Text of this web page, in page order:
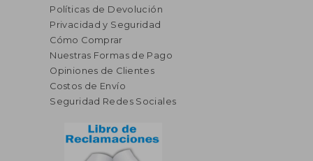
Políticas de Devolución
Privacidad y Seguridad
Cómo Comprar
Nuestras Formas de Pago
Opiniones de Clientes
Costos de Envío
Seguridad Redes Sociales